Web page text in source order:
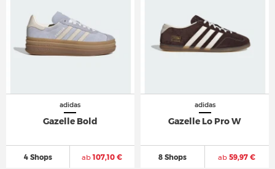
adidas
Gazelle Bold
4 Shops ab107,10 €
adidas
Gazelle Lo Pro W
8 Shops ab 59,97 €